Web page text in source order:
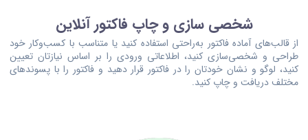
شخصی سازی و چاپ فاکتور آنلاین
از قالب‌های آماده فاکتور به‌راحتی استفاده کنید یا متناسب با کسب‌وکار خود
طراحی و شخصی‌سازی کنید، اطلاعاتی ورودی را بر اساس نیازتان تعیین
کنید، لوگو و نشان خودتان را در فاکتور قرار دهید و فاکتور را با پسوندهای
مختلف دریافت و چاپ کنید.